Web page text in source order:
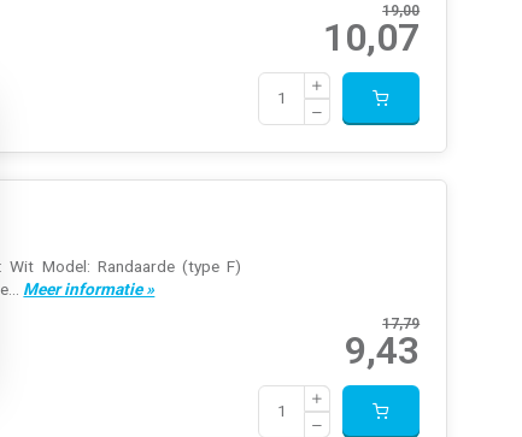
19,00
10,07
Model: Randaarde (type F)
Meer informatie »
17,79
9,43